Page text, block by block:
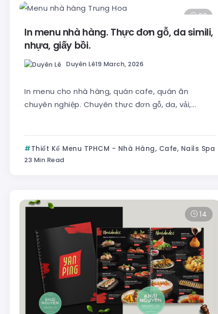
23
In menu nhà hàng. Thực đơn gỗ, da simili,
nhựa, giấy bồi.
Duyên Lê19 March, 2026
In menu cho nhà hàng, quán cafe, quán ăn
chuyên nghiệp. Chuyên thực đơn gỗ, da, vải,...
Thiết Kế Menu TPHCM - Nhà Hàng, Cafe, Nails Spa
23 Min Read
14